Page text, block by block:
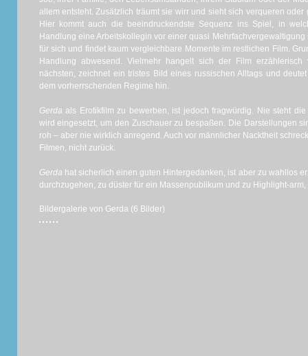
allem entsteht. Zusätzlich träumt sie wirr und sieht sich verqueren
Hier kommt auch die beeindruckendste Sequenz ins Spiel, in
Handlung eine Arbeitskollegin vor einer quasi
für sich und findet kaum vergleichbare Momente im restlichen Film.
Handlung abwesend. Vielmehr hangelt sich der Film
nächsten, zeichnet ein tristes Bild eines russischen Alltags und
dem vorherrschenden Regime hin.
Gerda als Erotikfilm zu bewerben, ist jedoch fragwürdig. Nie steht
wird eingesetzt, um den Zuschauer zu bespaßen. Die Darstellungen
roh – aber nie wirklich anregend. Auch vor männlicher Nacktheit
Filmen, nicht zurück.
Gerda hat sicherlich einen guten Hintergedanken, ist aber zu wahllos
durchzugehen, zu düster für ein Massenpublikum und zu Highlight-
Bildergalerie von Gerda (6 Bilder)